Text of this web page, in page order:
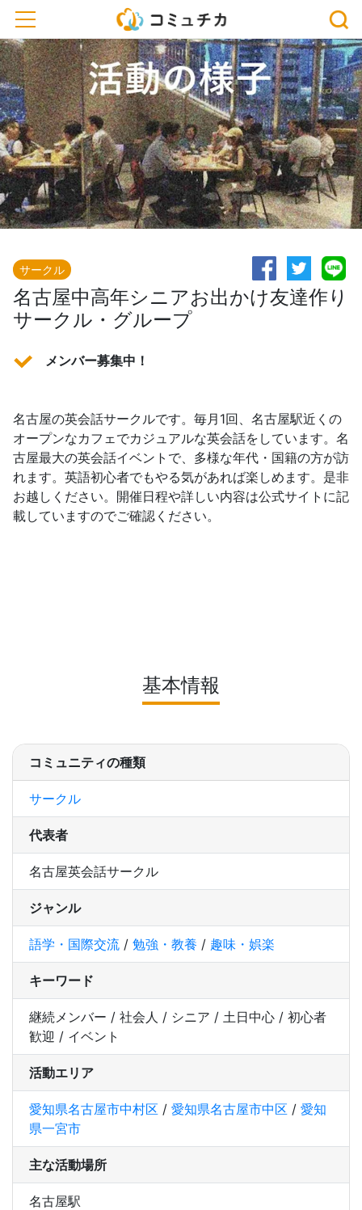
toggle navigation
サークル
名古屋中高年シニアお出かけ友達作り
サークル・グループ
メンバー募集中！
名古屋の英会話サークルです。毎月1回、名古屋駅近くの
オープンなカフェでカジュアルな英会話をしています。名
古屋最大の英会話イベントで、多様な年代・国籍の方が訪
れます。英語初心者でもやる気があれば楽しめます。是非
お越しください。開催日程や詳しい内容は公式サイトに記
載していますのでご確認ください。
基本情報
コミュニティの種類
サークル
代表者
名古屋英会話サークル
ジャンル
語学・国際交流 / 勉強・教養 / 趣味・娯楽
キーワード
継続メンバー / 社会人 / シニア / 土日中心 / 初心者
歓迎 / イベント
活動エリア
愛知県名古屋市中村区 / 愛知県名古屋市中区 / 愛知
県一宮市
主な活動場所
名古屋駅